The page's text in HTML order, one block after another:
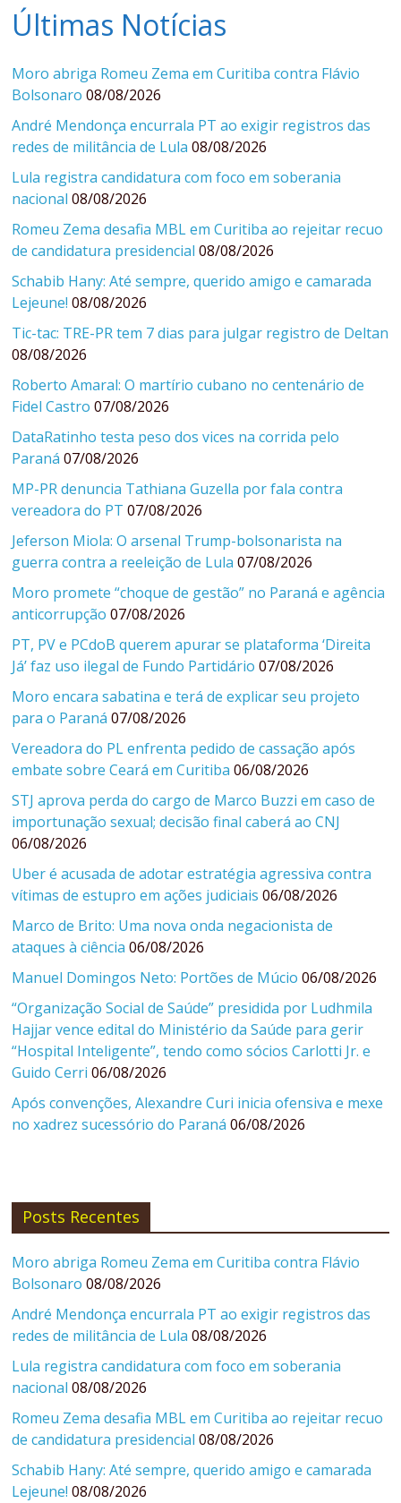
Últimas Notícias
Moro abriga Romeu Zema em Curitiba contra Flávio
Bolsonaro 08/08/2026
André Mendonça encurrala PT ao exigir registros das
redes de militância de Lula 08/08/2026
Lula registra candidatura com foco em soberania
nacional 08/08/2026
Romeu Zema desafia MBL em Curitiba ao rejeitar recuo
de candidatura presidencial 08/08/2026
Schabib Hany: Até sempre, querido amigo e camarada
Lejeune! 08/08/2026
Tic-tac: TRE-PR tem 7 dias para julgar registro de Deltan
08/08/2026
Roberto Amaral: O martírio cubano no centenário de
Fidel Castro 07/08/2026
DataRatinho testa peso dos vices na corrida pelo
Paraná 07/08/2026
MP-PR denuncia Tathiana Guzella por fala contra
vereadora do PT 07/08/2026
Jeferson Miola: O arsenal Trump-bolsonarista na
guerra contra a reeleição de Lula 07/08/2026
Moro promete “choque de gestão” no Paraná e agência
anticorrupção 07/08/2026
PT, PV e PCdoB querem apurar se plataforma ‘Direita
Já’ faz uso ilegal de Fundo Partidário 07/08/2026
Moro encara sabatina e terá de explicar seu projeto
para o Paraná 07/08/2026
Vereadora do PL enfrenta pedido de cassação após
embate sobre Ceará em Curitiba 06/08/2026
STJ aprova perda do cargo de Marco Buzzi em caso de
importunação sexual; decisão final caberá ao CNJ
06/08/2026
Uber é acusada de adotar estratégia agressiva contra
vítimas de estupro em ações judiciais 06/08/2026
Marco de Brito: Uma nova onda negacionista de
ataques à ciência 06/08/2026
Manuel Domingos Neto: Portões de Múcio 06/08/2026
“Organização Social de Saúde” presidida por Ludhmila
Hajjar vence edital do Ministério da Saúde para gerir
“Hospital Inteligente”, tendo como sócios Carlotti Jr. e
Guido Cerri 06/08/2026
Após convenções, Alexandre Curi inicia ofensiva e mexe
no xadrez sucessório do Paraná 06/08/2026
Posts Recentes
Moro abriga Romeu Zema em Curitiba contra Flávio
Bolsonaro 08/08/2026
André Mendonça encurrala PT ao exigir registros das
redes de militância de Lula 08/08/2026
Lula registra candidatura com foco em soberania
nacional 08/08/2026
Romeu Zema desafia MBL em Curitiba ao rejeitar recuo
de candidatura presidencial 08/08/2026
Schabib Hany: Até sempre, querido amigo e camarada
Lejeune! 08/08/2026